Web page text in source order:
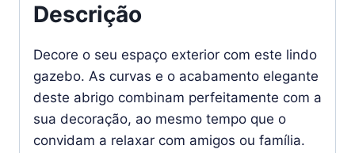
Descrição
Decore o seu espaço exterior com este lindo
gazebo. As curvas e o acabamento elegante
deste abrigo combinam perfeitamente com a
sua decoração, ao mesmo tempo que o
convidam a relaxar com amigos ou família.